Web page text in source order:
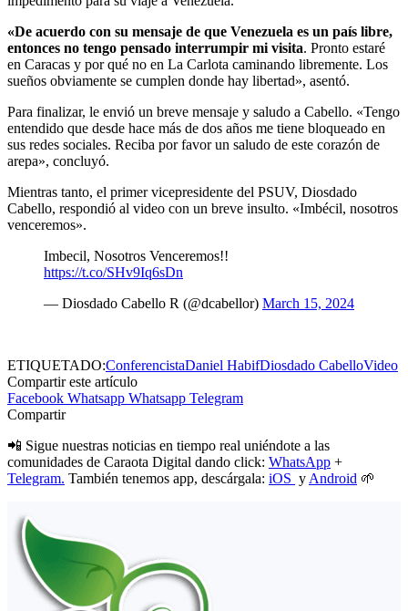
«De acuerdo con su mensaje de que Venezuela es un país libre,
entonces no tengo pensado interrumpir mi visita. Pronto estaré
en Caracas y por qué no en La Carlota caminando libremente. Los
sueños obviamente se cumplen donde hay libertad», asentó.
Para finalizar, le envió un breve mensaje y saludo a Cabello. «Tengo
entendido que desde hace más de dos años me tiene bloqueado en
sus redes sociales. Reciba por favor un saludo de este corazón de
arepa», concluyó.
Mientras tanto, el primer vicepresidente del PSUV, Diosdado
Cabello, respondió al video con un breve insulto. «Imbécil, nosotros
venceremos».
Imbecil, Nosotros Venceremos!!
https://t.co/SHv9Iq6sDn
— Diosdado Cabello R (@dcabellor) March 15, 2024
ETIQUETADO:ConferencistaDaniel HabifDiosdado CabelloVideo
Compartir este artículo
Facebook Whatsapp Whatsapp Telegram
Compartir
📲 Sigue nuestras noticias en tiempo real uniéndote a las
comunidades de Caraota Digital dando click: WhatsApp +
Telegram. También tenemos app, descárgala: iOS y Android 🌱